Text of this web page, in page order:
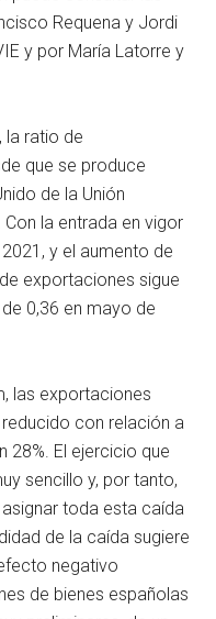
Requena y Jordi
y por María Latorre y
la ratio de
que se produce
de la Unión
la entrada en vigor
y el aumento de
exportaciones sigue
0,36 en mayo de
las exportaciones
con relación a
28%. El ejercicio que
sencillo y, por tanto,
toda esta caída
de la caída sugiere
negativo
de bienes españolas